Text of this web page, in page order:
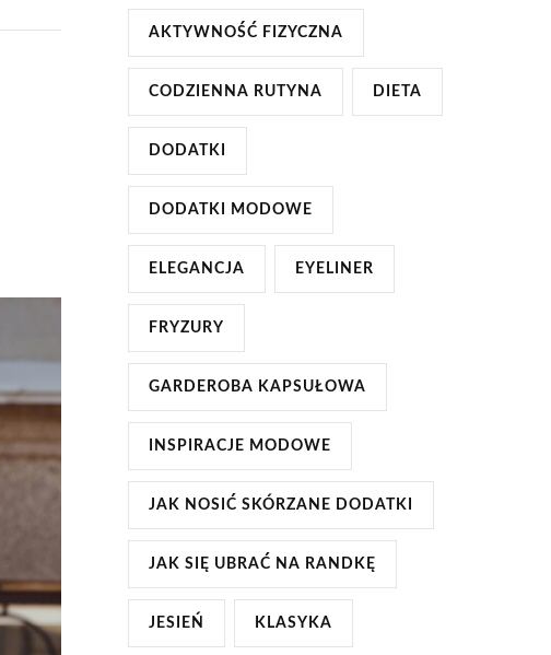
AKTYWNOŚĆ FIZYCZNA
CODZIENNA RUTYNA DIETA
DODATKI
DODATKI MODOWE
ELEGANCJA EYELINER
FRYZURY
GARDEROBA KAPSUŁOWA
INSPIRACJE MODOWE
JAK NOSIĆ SKÓRZANE DODATKI
JAK SIĘ UBRAĆ NA RANDKĘ
JESIEŃ KLASYKA